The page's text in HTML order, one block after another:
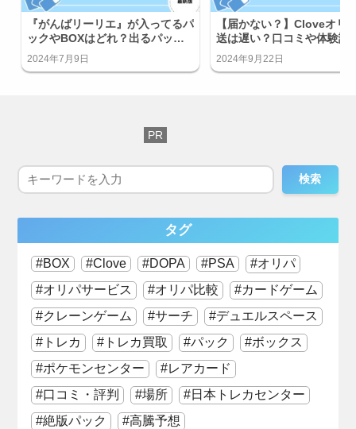
『がんばリーリエ』が入ってるパ
ックやBOXはどれ？出るパック
を知りたい！
2024年7月9日
【届かない？】Cloveオリ
送は遅い？口コミや体験談
介！
2024年9月22日
検索
タグ
BOX Clove DOPA PSA
オリパ
オリパサービス
オリパ比較
カードゲーム
クレーンゲーム
サーチ
デュエルスペース
トレカ
トレカ買取 パック
ボックス
ポケモンセンター
レアカード
口コミ・評判
場所
日本トレカセンター
絶版パック
高騰予想